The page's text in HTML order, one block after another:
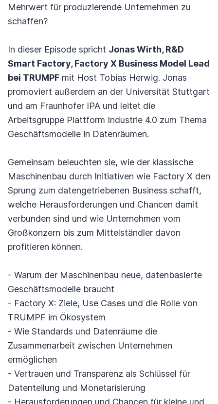
Mehrwert für produzierende Unternehmen zu
schaffen?
In dieser Episode spricht Jonas Wirth, R&D
Smart Factory, Factory X Business Model Lead
bei TRUMPF mit Host Tobias Herwig. Jonas
promoviert außerdem an der Universität Stuttgart
und am Fraunhofer IPA und leitet die
Arbeitsgruppe Plattform Industrie 4.0 zum Thema
Geschäftsmodelle in Datenräumen.
Gemeinsam beleuchten sie, wie der klassische
Maschinenbau durch Initiativen wie Factory X den
Sprung zum datengetriebenen Business schafft,
welche Herausforderungen und Chancen damit
verbunden sind und wie Unternehmen vom
Großkonzern bis zum Mittelständler davon
profitieren können.
- Warum der Maschinenbau neue, datenbasierte
Geschäftsmodelle braucht
- Factory X: Ziele, Use Cases und die Rolle von
TRUMPF im Ökosystem
- Wie Standards und Datenräume die
Zusammenarbeit zwischen Unternehmen
ermöglichen
- Vertrauen und Transparenz als Schlüssel für
Datenteilung und Monetarisierung
- Herausforderungen und Chancen für kleine und